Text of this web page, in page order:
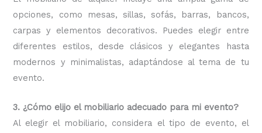
opciones, como mesas, sillas, sofás, barras, bancos,
carpas y elementos decorativos. Puedes elegir entre
diferentes estilos, desde clásicos y elegantes hasta
modernos y minimalistas, adaptándose al tema de tu
evento.
3. ¿Cómo elijo el mobiliario adecuado para mi evento?
Al elegir el mobiliario, considera el tipo de evento, el